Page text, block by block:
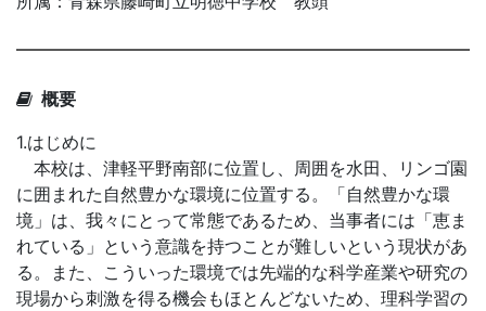
概要
1.はじめに
本校は、津軽平野南部に位置し、周囲を水田、リンゴ園
に囲まれた自然豊かな環境に位置する。「自然豊かな環
境」は、我々にとって常態であるため、当事者には「恵ま
れている」という意識を持つことが難しいという現状があ
る。また、こういった環境では先端的な科学産業や研究の
現場から刺激を得る機会もほとんどないため、理科学習の